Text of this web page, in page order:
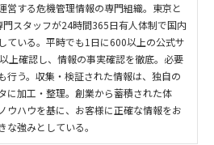
営する危機管理情報の専門組織。東京と
スタッフが24時間365日有人体制で国内
ている。平時でも1日に600以上の公式サ
上確認し、情報の事実確認を徹底。必要
行う。収集・検証された情報は、独自の
に加工・整理。創業から蓄積された体
ウハウを基に、お客様に正確な情報をお
な強みとしている。